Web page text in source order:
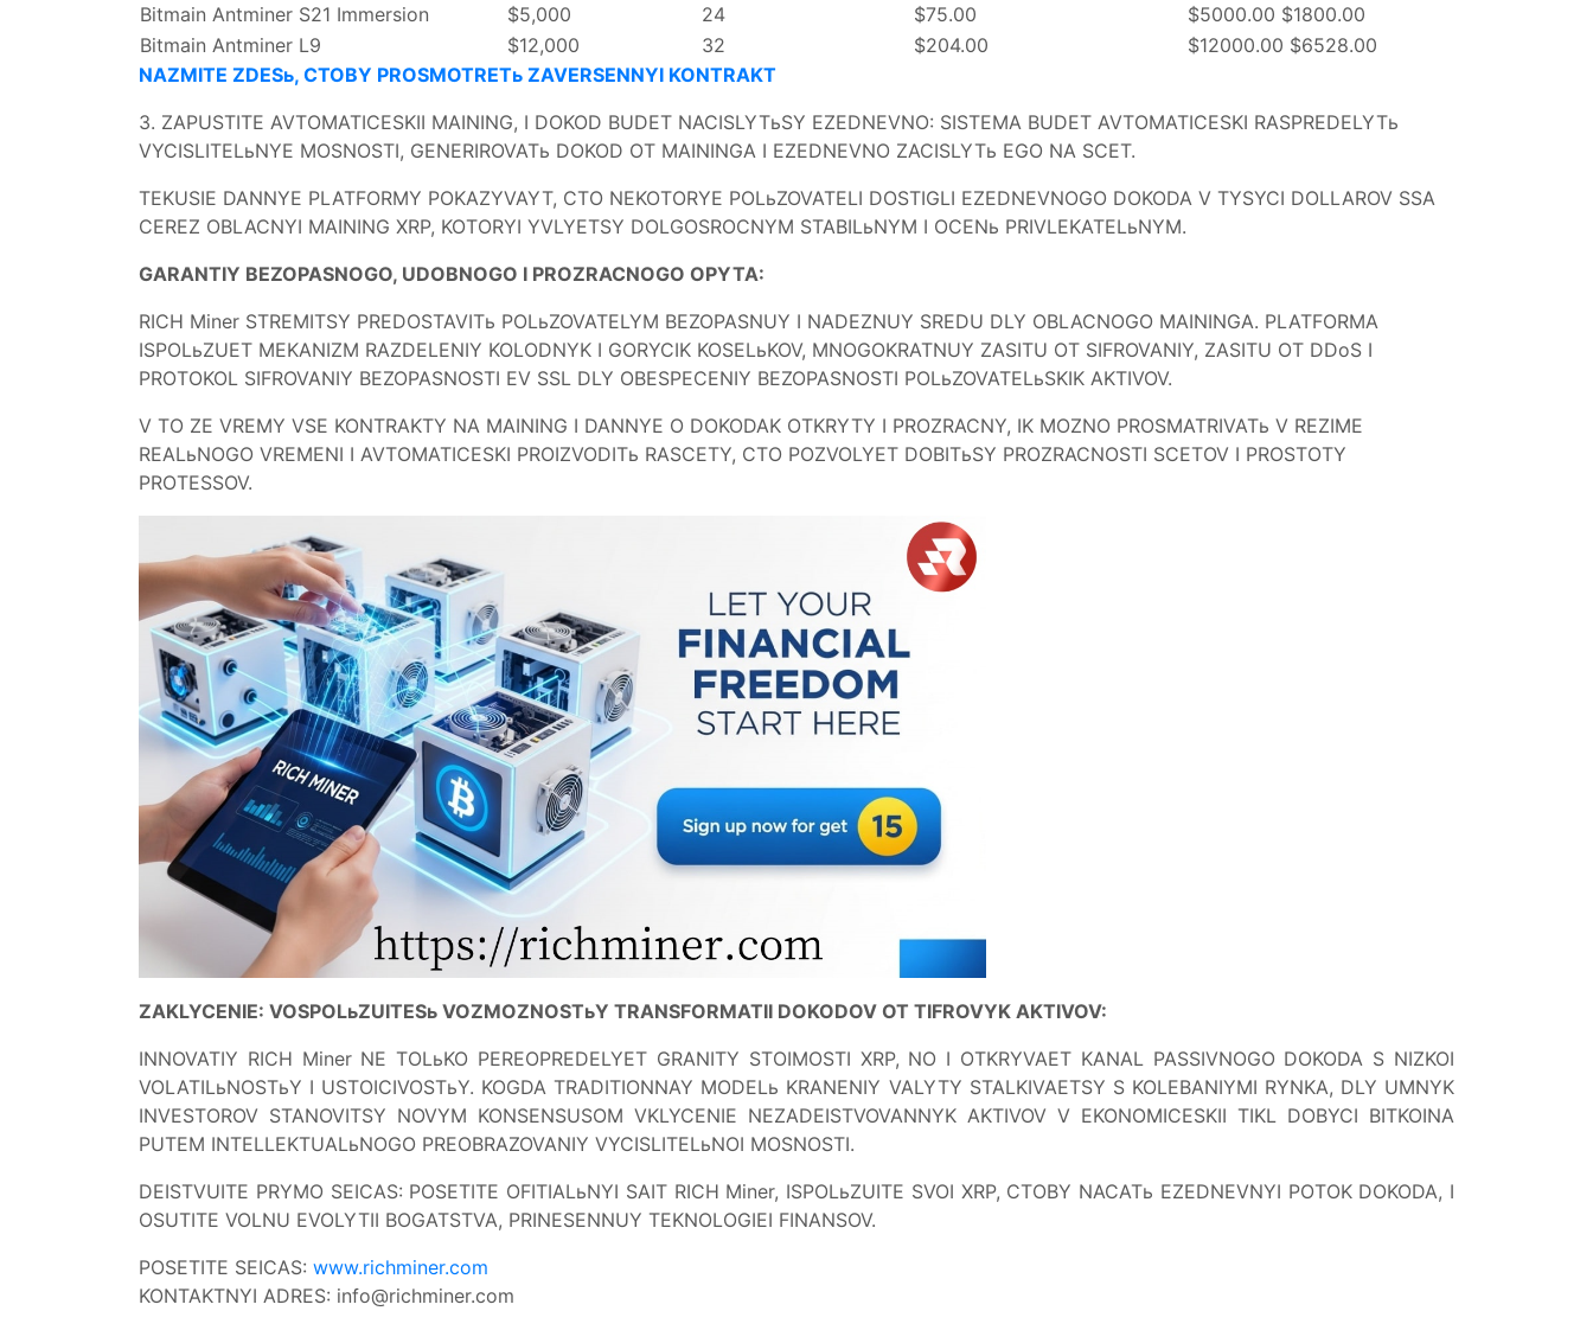
Bitmain Antminer S21 Immersion
$5,000 24 $75.00
$5000.00 $1800.00
Bitmain Antminer L9
$12,000 32 $204.00
$12000.00 $6528.00
NAZMITE ZDESь, CTOBY PROSMOTRETь ZAVERSENNYI KONTRAKT
3. ZAPUSTITE AVTOMATICESKII MAINING, I DOKOD BUDET NACISLYTьSY EZEDNEVNO: SISTEMA BUDET AVTOMATICESKI RASPREDELYTь
VYCISLITELьNYE MOSNOSTI, GENERIROVATь DOKOD OT MAININGA I EZEDNEVNO ZACISLYTь EGO NA SCET.
TEKUSIE DANNYE PLATFORMY POKAZYVAYT, CTO NEKOTORYE POLьZOVATELI DOSTIGLI EZEDNEVNOGO DOKODA V TYSYCI DOLLAROV SSA
CEREZ OBLACNYI MAINING XRP, KOTORYI YVLYETSY DOLGOSROCNYM STABILьNYM I OCENь PRIVLEKATELьNYM.
GARANTIY BEZOPASNOGO, UDOBNOGO I PROZRACNOGO OPYTA:
RICH Miner STREMITSY PREDOSTAVITь POLьZOVATELYM BEZOPASNUY I NADEZNUY SREDU DLY OBLACNOGO MAININGA. PLATFORMA
ISPOLьZUET MEKANIZM RAZDELENIY KOLODNYK I GORYCIK KOSELьKOV, MNOGOKRATNUY ZASITU OT SIFROVANIY, ZASITU OT DDoS I
PROTOKOL SIFROVANIY BEZOPASNOSTI EV SSL DLY OBESPECENIY BEZOPASNOSTI POLьZOVATELьSKIK AKTIVOV.
V TO ZE VREMY VSE KONTRAKTY NA MAINING I DANNYE O DOKODAK OTKRYTY I PROZRACNY, IK MOZNO PROSMATRIVATь V REZIME
REALьNOGO VREMENI I AVTOMATICESKI PROIZVODITь RASCETY, CTO POZVOLYET DOBITьSY PROZRACNOSTI SCETOV I PROSTOTY
PROTESSOV.
ZAKLYCENIE: VOSPOLьZUITESь VOZMOZNOSTьY TRANSFORMATII DOKODOV OT TIFROVYK AKTIVOV:
INNOVATIY RICH Miner NE TOLьKO PEREOPREDELYET GRANITY STOIMOSTI XRP, NO I OTKRYVAET KANAL PASSIVNOGO DOKODA S NIZKOI
VOLATILьNOSTьY I USTOICIVOSTьY. KOGDA TRADITIONNAY MODELь KRANENIY VALYTY STALKIVAETSY S KOLEBANIYMI RYNKA, DLY UMNYK
INVESTOROV STANOVITSY NOVYM KONSENSUSOM VKLYCENIE NEZADEISTVOVANNYK AKTIVOV V EKONOMICESKII TIKL DOBYCI BITKOINA
PUTEM INTELLEKTUALьNOGO PREOBRAZOVANIY VYCISLITELьNOI MOSNOSTI.
DEISTVUITE PRYMO SEICAS: POSETITE OFITIALьNYI SAIT RICH Miner, ISPOLьZUITE SVOI XRP, CTOBY NACATь EZEDNEVNYI POTOK DOKODA, I
OSUTITE VOLNU EVOLYTII BOGATSTVA, PRINESENNUY TEKNOLOGIEI FINANSOV.
POSETITE SEICAS: www.richminer.com
KONTAKTNYI ADRES: info@richminer.com